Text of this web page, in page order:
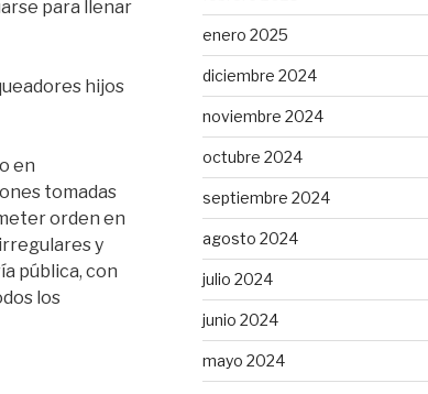
para llenar
hijos
en
tomadas
orden en
y
pública, con
los
enero 2025
diciembre 2024
noviembre 2024
octubre 2024
septiembre 2024
agosto 2024
julio 2024
junio 2024
mayo 2024